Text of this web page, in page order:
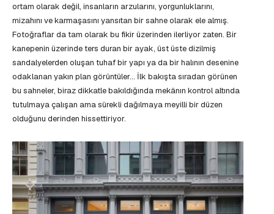
ortam olarak değil, insanların arzularını, yorgunluklarını,
mizahını ve karmaşasını yansıtan bir sahne olarak ele almış.
Fotoğraflar da tam olarak bu fikir üzerinden ilerliyor zaten. Bir
kanepenin üzerinde ters duran bir ayak, üst üste dizilmiş
sandalyelerden oluşan tuhaf bir yapı ya da bir halının desenine
odaklanan yakın plan görüntüler… İlk bakışta sıradan görünen
bu sahneler, biraz dikkatle bakıldığında mekânın kontrol altında
tutulmaya çalışan ama sürekli dağılmaya meyilli bir düzen
olduğunu derinden hissettiriyor.